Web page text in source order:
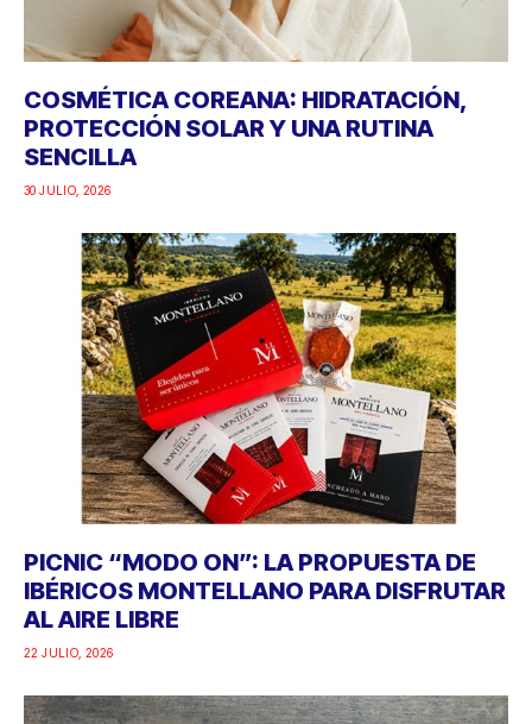
COSMÉTICA COREANA: HIDRATACIÓN,
PROTECCIÓN SOLAR Y UNA RUTINA
SENCILLA
30 JULIO, 2026
PICNIC “MODO ON”: LA PROPUESTA DE
IBÉRICOS MONTELLANO PARA DISFRUTAR
AL AIRE LIBRE
22 JULIO, 2026